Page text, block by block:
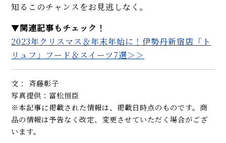
知るこのチャンスをお見逃しなく。
▼関連記事もチェック！
2023年クリスマス＆年末年始に！伊勢丹新宿店「ト
リュフ」フード＆スイーツ7選＞＞
文： 斉藤彰子
写真提供：富松恒臣
※本記事に掲載された情報は、掲載日時点のものです。商
品の情報は予告なく改定、変更させていただく場合がござ
います。